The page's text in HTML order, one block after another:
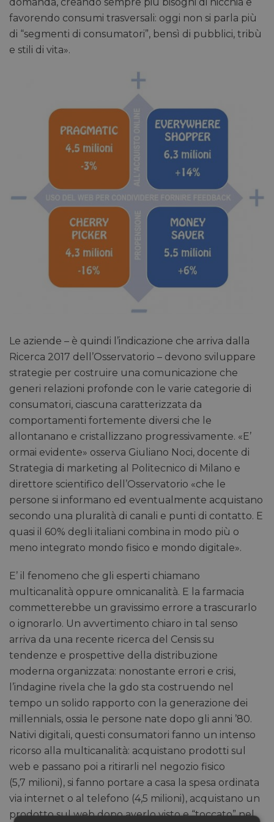
favorendo consumi trasversali: oggi non si parla più
di “segmenti di consumatori”, bensì di pubblici, tribù
e stili di vita».
Le aziende – è quindi l’indicazione che arriva dalla
Ricerca 2017 dell’Osservatorio – devono sviluppare
strategie per costruire una comunicazione che
generi relazioni profonde con le varie categorie di
consumatori, ciascuna caratterizzata da
comportamenti fortemente diversi che le
allontanano e cristallizzano progressivamente. «E’
ormai evidente» osserva Giuliano Noci, docente di
Strategia di marketing al Politecnico di Milano e
direttore scientifico dell’Osservatorio «che le
persone si informano ed eventualmente acquistano
secondo una pluralità di canali e punti di contatto. E
quasi il 60% degli italiani combina in modo più o
meno integrato mondo fisico e mondo digitale».
E’ il fenomeno che gli esperti chiamano
multicanalità oppure omnicanalità. E la farmacia
commetterebbe un gravissimo errore a trascurarlo
o ignorarlo. Un avvertimento chiaro in tal senso
arriva da una recente ricerca del Censis su
tendenze e prospettive della distribuzione
moderna organizzata: nonostante errori e crisi,
l’indagine rivela che la gdo sta costruendo nel
tempo un solido rapporto con la generazione dei
millennials, ossia le persone nate dopo gli anni ’80.
Nativi digitali, questi consumatori fanno un intenso
ricorso alla multicanalità: acquistano prodotti sul
web e passano poi a ritirarli nel negozio fisico
(5,7 milioni), si fanno portare a casa la spesa ordinata
via internet o al telefono (4,5 milioni), acquistano un
prodotto sul web dopo averlo visto e “toccato” nel